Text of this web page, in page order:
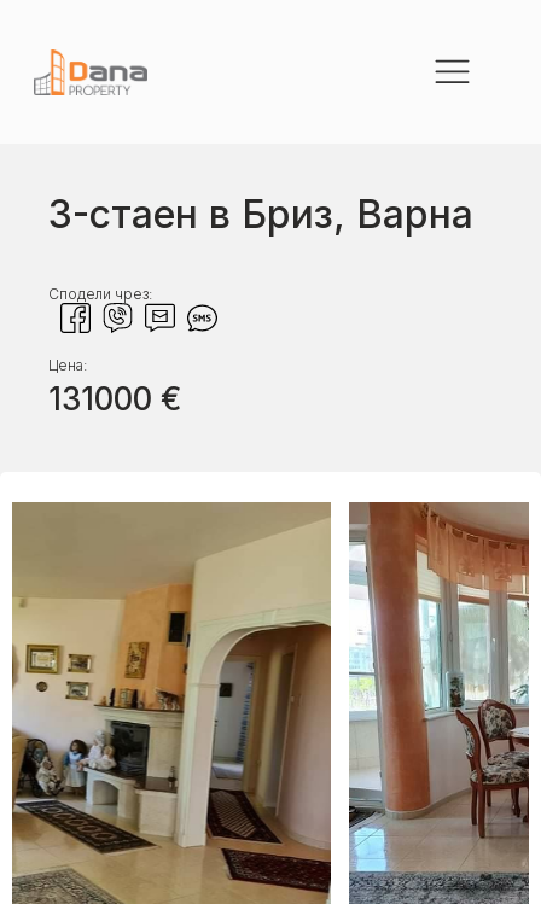
3-стаен в Бриз, Варна
Сподели чрез:
Цена:
131000 €